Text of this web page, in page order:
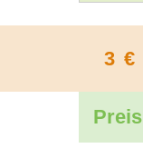
3 €
Preis